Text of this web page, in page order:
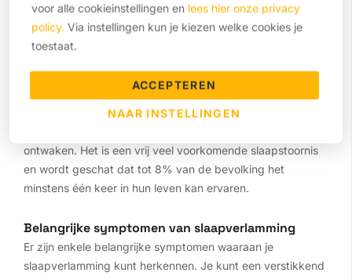
voor alle cookieinstellingen en lees hier onze privacy
policy. Via instellingen kun je kiezen welke cookies je
toestaat.
ACCEPTEREN
NAAR INSTELLINGEN
Hoe weet je of je
slaapverlamming hebt?
Slaapverlamming, ook wel slaapstarre genoemd, is een
toestand waarin je tijdelijk niet in staat bent om te
ontwaken. Het is een vrij veel voorkomende slaapstoornis
en wordt geschat dat tot 8% van de bevolking het
minstens één keer in hun leven kan ervaren.
Belangrijke symptomen van slaapverlamming
Er zijn enkele belangrijke symptomen waaraan je
slaapverlamming kunt herkennen. Je kunt een verstikkend